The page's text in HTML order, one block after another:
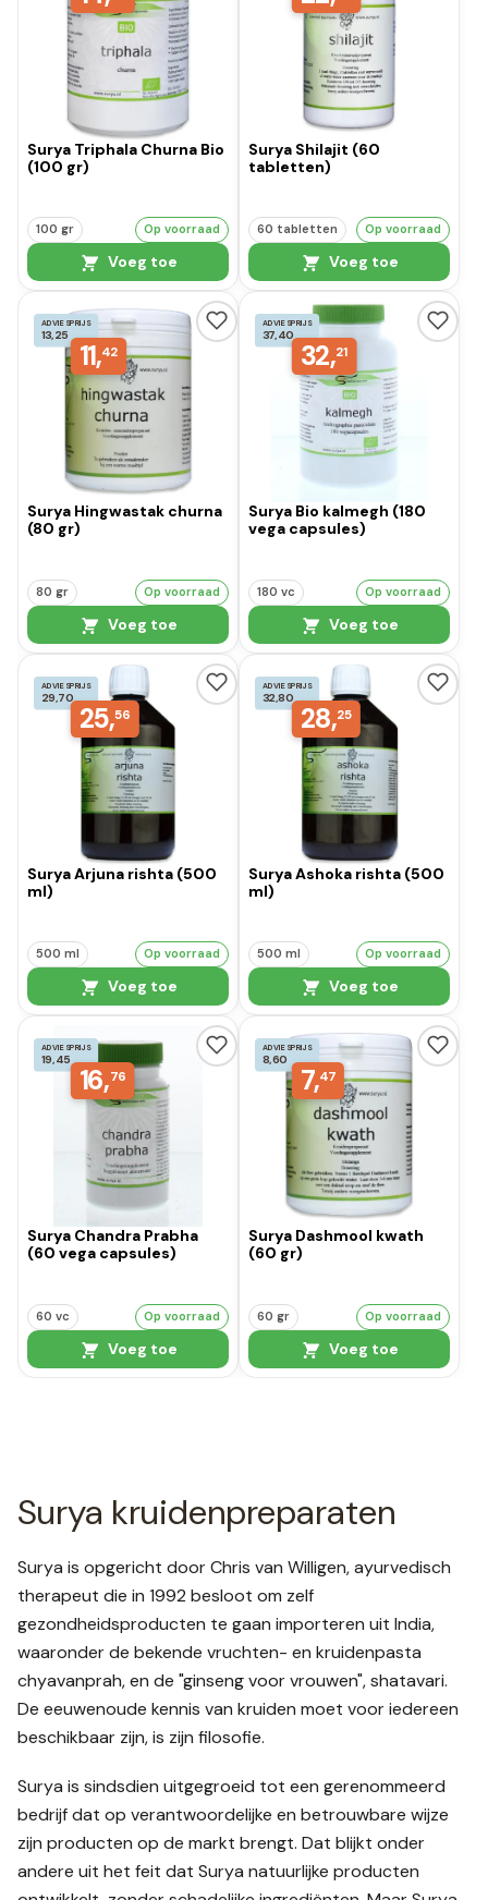
Surya Triphala Churna Bio
(100 gr)
100 gr Op voorraad
Voeg toe
Surya Shilajit (60
tabletten)
60 tabletten Op voorraad
Voeg toe
ADVIESPRIJS
13,25
11,42
Surya Hingwastak churna
(80 gr)
80 gr Op voorraad
Voeg toe
ADVIESPRIJS
37,40
32,21
Surya Bio kalmegh (180
vega capsules)
180 vc Op voorraad
Voeg toe
ADVIESPRIJS
29,70
25,56
Surya Arjuna rishta (500
ml)
500 ml Op voorraad
Voeg toe
ADVIESPRIJS
32,80
28,25
Surya Ashoka rishta (500
ml)
500 ml Op voorraad
Voeg toe
ADVIESPRIJS
19,45
16,76
Surya Chandra Prabha
(60 vega capsules)
60 vc Op voorraad
Voeg toe
ADVIESPRIJS
8,60
7,47
Surya Dashmool kwath
(60 gr)
60 gr Op voorraad
Voeg toe
Surya kruidenpreparaten
Surya is opgericht door Chris van Willigen, ayurvedisch
therapeut die in 1992 besloot om zelf
gezondheidsproducten te gaan importeren uit India,
waaronder de bekende vruchten- en kruidenpasta
chyavanprah, en de "ginseng voor vrouwen", shatavari.
De eeuwenoude kennis van kruiden moet voor iedereen
beschikbaar zijn, is zijn filosofie.
Surya is sindsdien uitgegroeid tot een gerenommeerd
bedrijf dat op verantwoordelijke en betrouwbare wijze
zijn producten op de markt brengt. Dat blijkt onder
andere uit het feit dat Surya natuurlijke producten